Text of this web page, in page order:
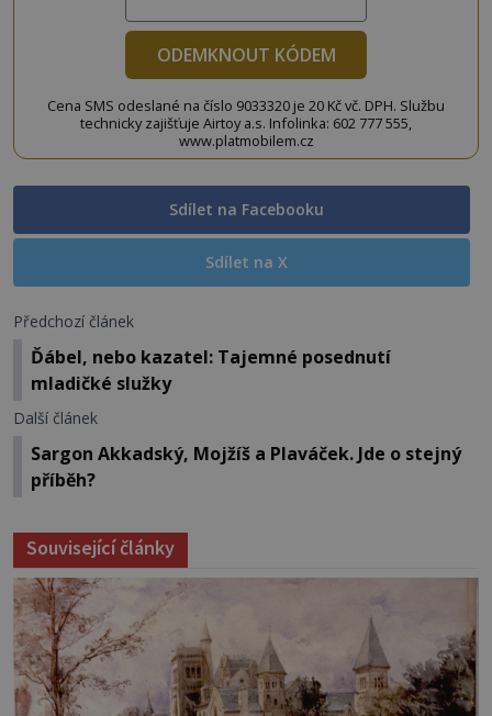
ODEMKNOUT KÓDEM
Cena SMS odeslané na číslo 9033320 je 20 Kč vč. DPH. Službu
technicky zajišťuje Airtoy a.s. Infolinka: 602 777 555,
www.platmobilem.cz
Sdílet na Facebooku
Sdílet na X
Předchozí článek
Ďábel, nebo kazatel: Tajemné posednutí
mladičké služky
Další článek
Sargon Akkadský, Mojžíš a Plaváček. Jde o stejný
příběh?
Související články